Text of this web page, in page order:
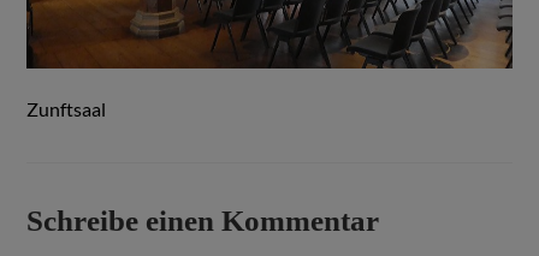
Zunftsaal
Schreibe einen Kommentar